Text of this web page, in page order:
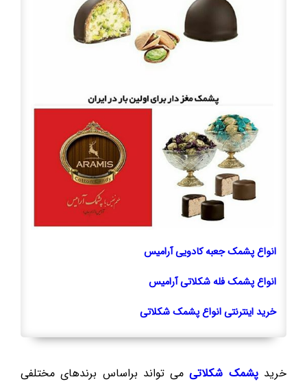
انواع پشمک جعبه کادویی آرامیس
انواع پشمک فله شکلاتی آرامیس
خرید اینترنتی انواع پشمک شکلاتی
خریدپشمک شکلاتیمی تواند براساس برندهای مختلفی